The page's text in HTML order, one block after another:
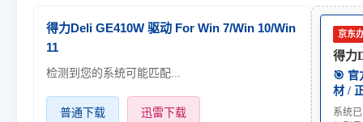
得力Deli GE410W 驱动 For Win 7/Win 10/Win
11
检测到您的系统可能匹配...
普通下载 迅雷下载
京东
得力
🎯 官
材 /
系统